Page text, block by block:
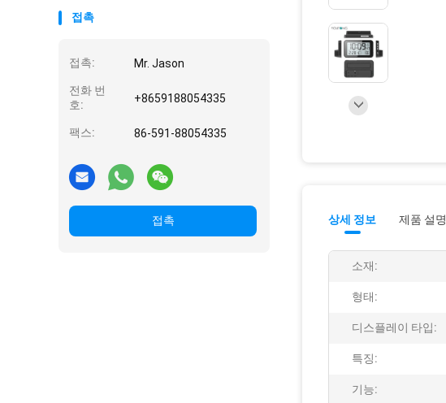
접촉
접촉: Mr. Jason
전화 번
호:
+8659188054335
팩스: 86-591-88054335
접촉 상세 정보 제품 설명
소재:
형태:
디스플레이 타입:
특징:
기능: